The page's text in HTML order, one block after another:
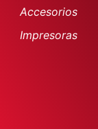
Accesorios
Impresoras